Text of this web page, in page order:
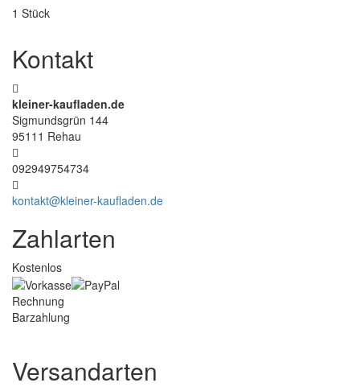
1 Stück
Kontakt
kleiner-kaufladen.de
Sigmundsgrün 144
95111 Rehau
092949754734
kontakt@kleiner-kaufladen.de
Zahlarten
Kostenlos
Rechnung
Barzahlung
Versandarten